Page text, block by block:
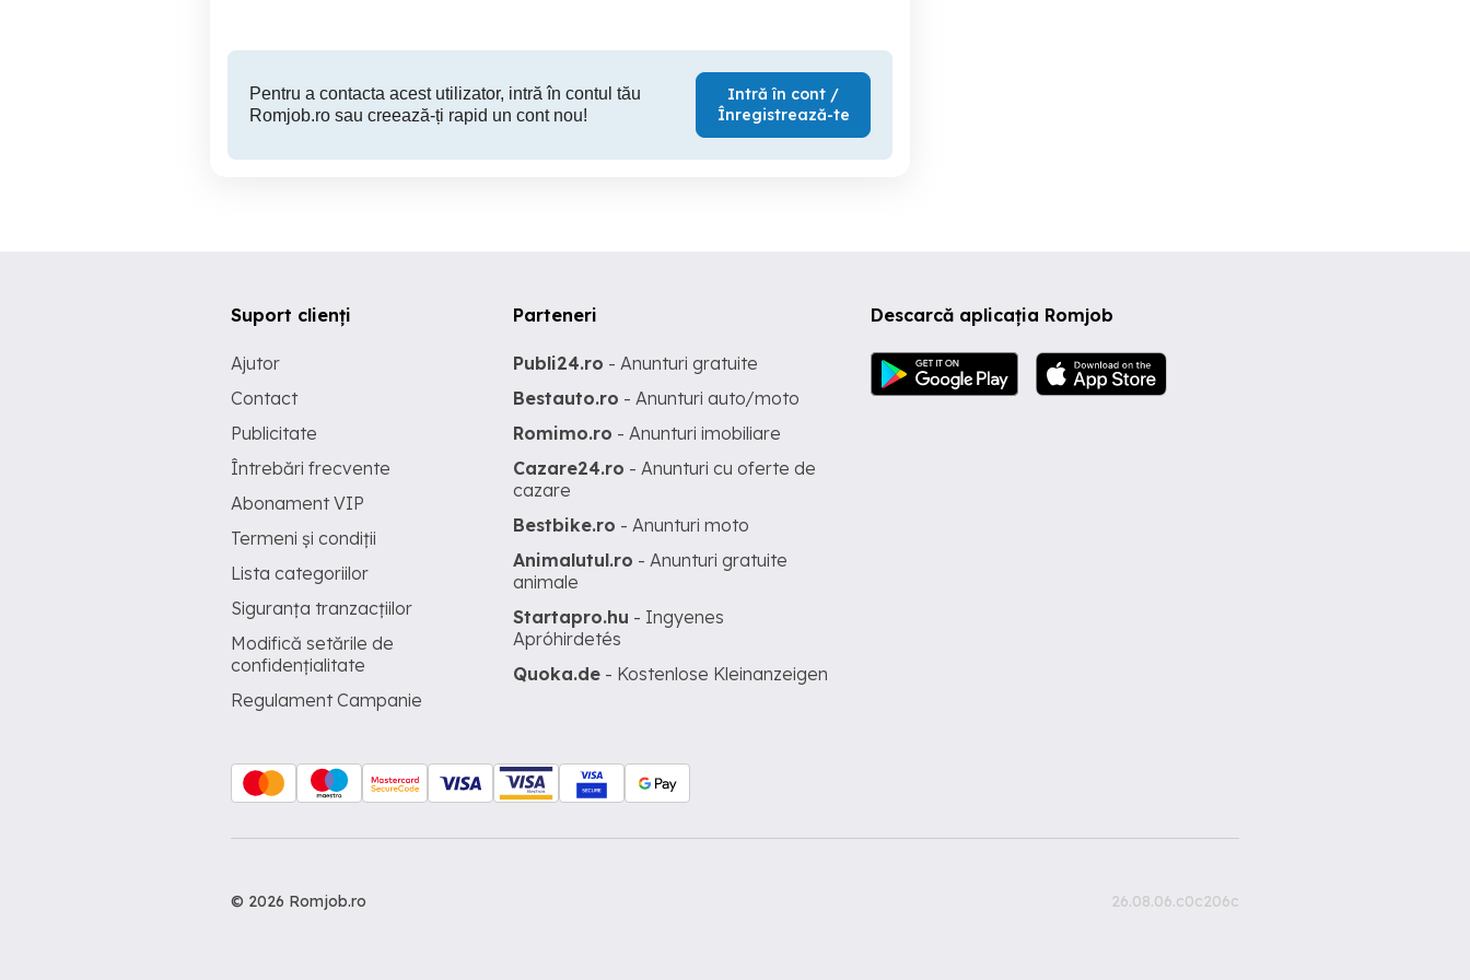
Pentru a contacta acest utilizator, intră în contul tău
Romjob.ro sau creează-ți rapid un cont nou!
Intră în cont /
Înregistrează-te
Descarcă aplicația Romjob
Suport clienți
Ajutor
Contact
Publicitate
Întrebări frecvente
Abonament VIP
Termeni și condiții
Lista categoriilor
Siguranța tranzacțiilor
Modifică setările de
confidențialitate
Regulament Campanie
Parteneri
Publi24.ro - Anunturi gratuite
Bestauto.ro - Anunturi auto/moto
Romimo.ro - Anunturi imobiliare
Cazare24.ro - Anunturi cu oferte de
cazare
Bestbike.ro - Anunturi moto
Animalutul.ro - Anunturi gratuite
animale
Startapro.hu - Ingyenes
Apróhirdetés
Quoka.de - Kostenlose Kleinanzeigen
© 2026 Romjob.ro 26.08.06.c0c206c